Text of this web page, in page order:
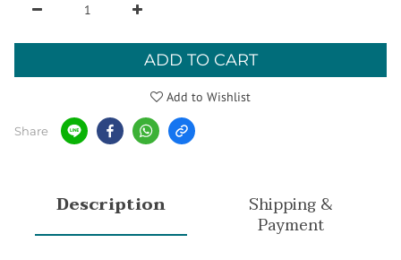
ADD TO CART
Add to Wishlist
Share
Description Shipping &
Payment